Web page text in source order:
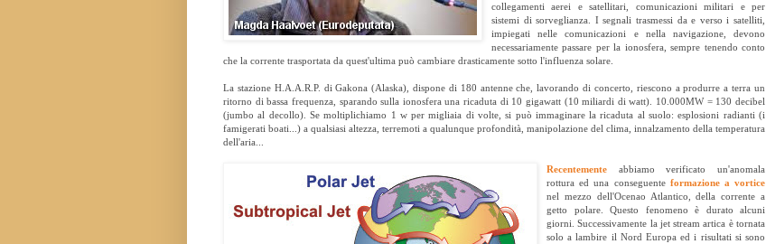
collegamenti aerei e satellitari, comunicazioni militari e per
sistemi di sorveglianza. I segnali trasmessi da e verso i satelliti,
impiegati nelle comunicazioni e nella navigazione, devono
necessariamente passare per la ionosfera, sempre tenendo conto
che la corrente trasportata da quest'ultima può cambiare drasticamente sotto l'influenza solare.
La stazione H.A.A.R.P. di Gakona (Alaska), dispone di 180 antenne che, lavorando di concerto, riescono a produrre a terra un
ritorno di bassa frequenza, sparando sulla ionosfera una ricaduta di 10 gigawatt (10 miliardi di watt). 10.000MW = 130 decibel
(jumbo al decollo). Se moltiplichiamo 1 w per migliaia di volte, si può immaginare la ricaduta al suolo: esplosioni radianti (i
famigerati boati...) a qualsiasi altezza, terremoti a qualunque profondità, manipolazione del clima, innalzamento della temperatura
dell'aria...
Recentemente abbiamo verificato un'anomala
rottura ed una conseguente formazione a vortice
nel mezzo dell'Ocenao Atlantico, della corrente a
getto polare. Questo fenomeno è durato alcuni
giorni. Successivamente la jet stream artica è tornata
solo a lambire il Nord Europa ed i risultati si sono